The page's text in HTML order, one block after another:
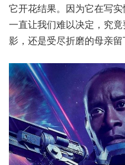
它开花结果。因为它在写
一直让我们难以决定，究
影，还是受尽折磨的母亲留